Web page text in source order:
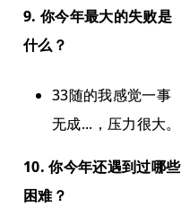
9. 你今年最大的失败是
什么？
33随的我感觉一事
无成...，压力很大。
10. 你今年还遇到过哪些
困难？